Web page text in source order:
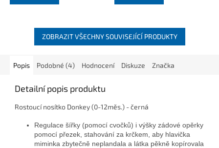
ZOBRAZIT VŠECHNY SOUVISEJÍCÍ PRODUKTY
Popis Podobné (4) Hodnocení Diskuze Značka
Detailní popis produktu
Rostoucí nosítko Donkey (0-12měs.) - černá
Regulace šířky (pomocí cvočků) i výšky zádové opěrky
pomocí přezek, stahování za krčkem, aby hlavička
miminka zbytečně neplandala a látka pěkně kopírovala